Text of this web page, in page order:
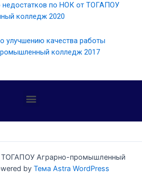
недостатков по НОК от ТОГАПОУ
колледж 2020
улучшению качества работы
колледж 2017
Аграрно-промышленный
by Тема Astra WordPress